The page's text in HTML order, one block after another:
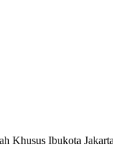
Khusus Ibukota